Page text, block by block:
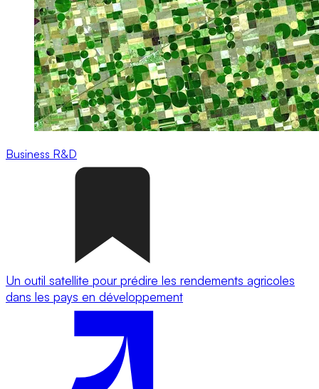
Business R&D
Un outil satellite pour prédire les rendements agricoles
dans les pays en développement